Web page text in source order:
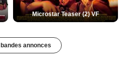
Française Teaser (3) VF Microstar Teaser (2) VF
annonces